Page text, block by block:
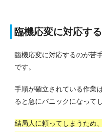
臨機応変に対応す
臨機応変に対応するのが苦
です。
手順が確立されている作業
ると急にパニックになって
結局人に頼ってしまうため